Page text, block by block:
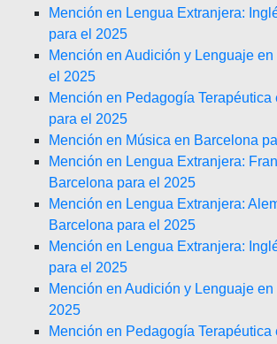
Mención en Lengua Extranjera:
para el 2025
Mención en Audición y Lenguaje
el 2025
Mención en Pedagogía Terapéutica
para el 2025
Mención en Música en Barcelona
Mención en Lengua Extranjera:
Barcelona para el 2025
Mención en Lengua Extranjera:
Barcelona para el 2025
Mención en Lengua Extranjera:
para el 2025
Mención en Audición y Lenguaje en
2025
Mención en Pedagogía Terapéutica